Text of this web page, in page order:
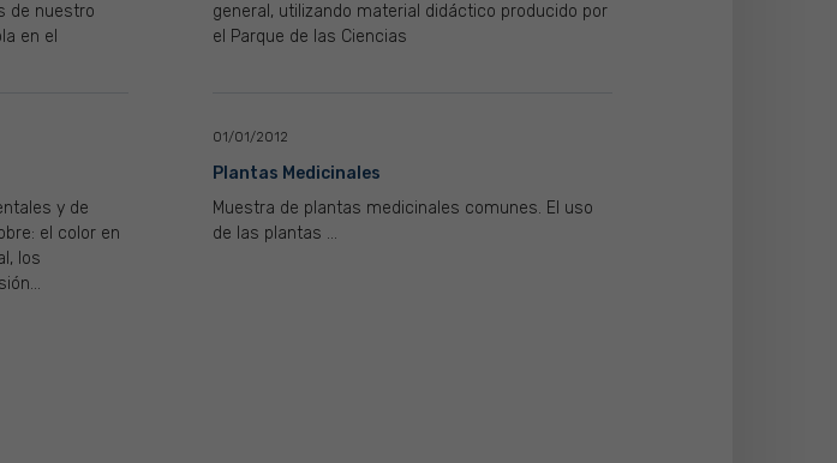
de nuestro
en el
general, utilizando material didáctico producido por
el Parque de las Ciencias
y de
el color en
los
01/01/2012
Plantas Medicinales
Muestra de plantas medicinales comunes. El uso
de las plantas ...